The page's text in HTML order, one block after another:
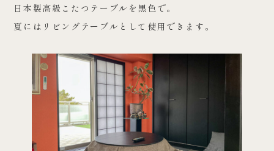
日本製高級こたつテーブルを黒色で。
夏にはリビングテーブルとして使用できます。